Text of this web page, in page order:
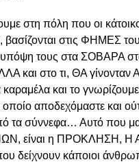
στη πόλη που οι
βασίζονται στις ΦΗΜΕΣ
τους στα ΣΟΒΑΡΑ στο
και στο τι, ΘΑ γίνονταν
καραμέλα και το
οποίο αποδεχόμαστε και
τα σύννεφα… Αυτό που
είναι η ΠΡΟΚΛΗΣΗ, Η
δείχνουν κάποιοι